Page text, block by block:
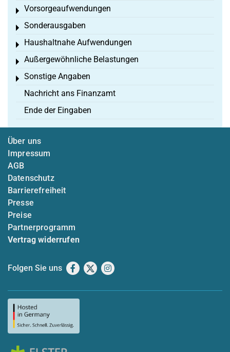
Vorsorgeaufwendungen
Toggle menu
Sonderausgaben
Toggle menu
Haushaltnahe Aufwendungen
Toggle menu
Außergewöhnliche Belastungen
Toggle menu
Sonstige Angaben
Toggle menu
Nachricht ans Finanzamt
Ende der Eingaben
Über uns
Impressum
AGB
Datenschutz
Barrierefreiheit
Presse
Preise
Partnerprogramm
Vertrag widerrufen
Folgen Sie uns Facebook
X Instagram